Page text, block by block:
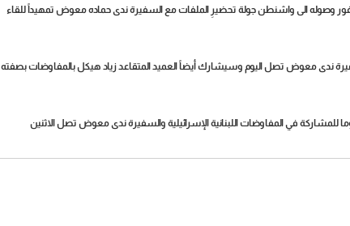
وصوله الى واشنطن جولة تحضيرِ الملفات مع السفيرة ندى حماده معوض تمهيداً للقاء
ندى معوض تصل اليوم وسيشارك أيضاً العميد المتقاعد زياد هيكل بالمفاوضات بصفته
في المفاوضات اللبنانية الإسرائيلية والسفيرة ندى معوض تصل الاثنين